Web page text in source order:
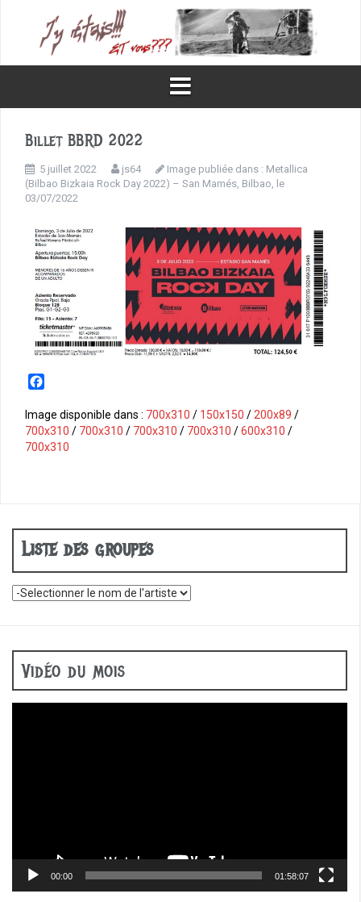
Billet BBRD 2022
5 juillet 2022 js64 Image publiée dans : Metallica
(Bilbao Bizkaia Rock Day 2022) – San Mamés, Bilbao, le
03/07/2022
c
e
b
Image disponible dans : 700x310 / 150x150 / 200x89 /
700x310 / 700x310 / 700x310 / 700x310 /600x310 /
700x310
Liste des groupes
Vidéo du mois
00:00 01:58:07